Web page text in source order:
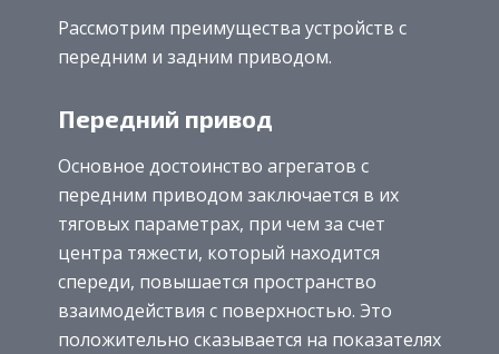
Рассмотрим преимущества устройств с
передним и задним приводом.
Передний привод
Основное достоинство агрегатов с
передним приводом заключается в их
тяговых параметрах, при чем за счет
центра тяжести, который находится
спереди, повышается пространство
взаимодействия с поверхностью. Это
положительно сказывается на показателях